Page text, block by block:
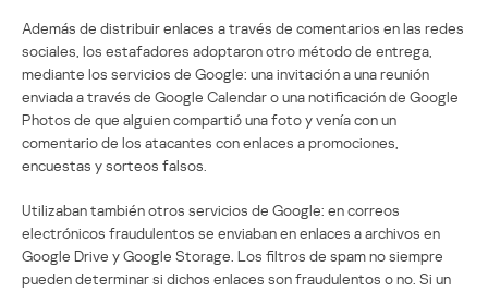
Además de distribuir enlaces a través de comentarios en las redes
sociales, los estafadores adoptaron otro método de entrega,
mediante los servicios de Google: una invitación a una reunión
enviada a través de Google Calendar o una notificación de Google
Photos de que alguien compartió una foto y venía con un
comentario de los atacantes con enlaces a promociones,
encuestas y sorteos falsos.
Utilizaban también otros servicios de Google: en correos
electrónicos fraudulentos se enviaban en enlaces a archivos en
Google Drive y Google Storage. Los filtros de spam no siempre
pueden determinar si dichos enlaces son fraudulentos o no. Si un